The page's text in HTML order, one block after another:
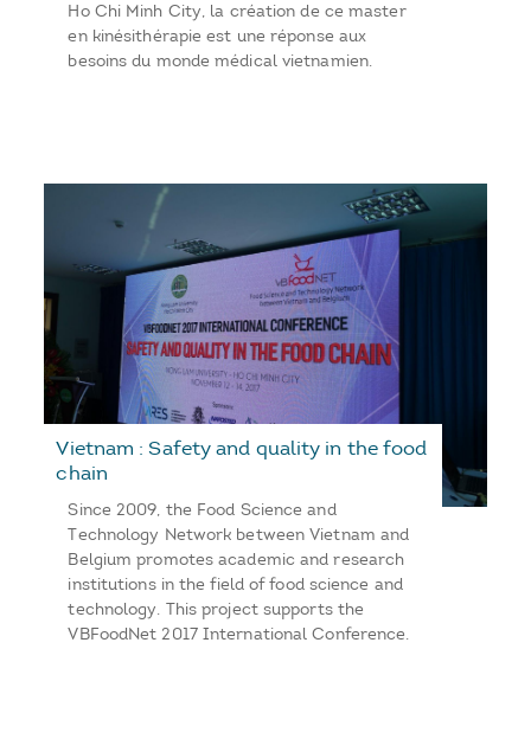
Ho Chi Minh City, la création de ce master
en kinésithérapie est une réponse aux
besoins du monde médical vietnamien.
Vietnam : Safety and quality in the food
chain
Since 2009, the Food Science and
Technology Network between Vietnam and
Belgium promotes academic and research
institutions in the field of food science and
technology. This project supports the
VBFoodNet 2017 International Conference.